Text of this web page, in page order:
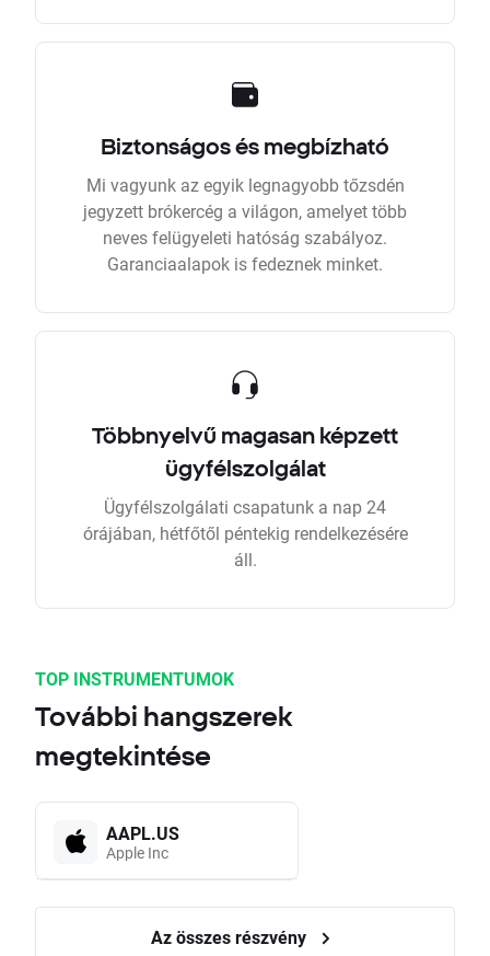
Biztonságos és megbízható
Mi vagyunk az egyik legnagyobb tőzsdén
jegyzett brókercég a világon, amelyet több
neves felügyeleti hatóság szabályoz.
Garanciaalapok is fedeznek minket.
Többnyelvű magasan képzett
ügyfélszolgálat
Ügyfélszolgálati csapatunk a nap 24
órájában, hétfőtől péntekig rendelkezésére
áll.
TOP INSTRUMENTUMOK
További hangszerek
megtekintése
AAPL.US
Apple Inc
Az összes részvény